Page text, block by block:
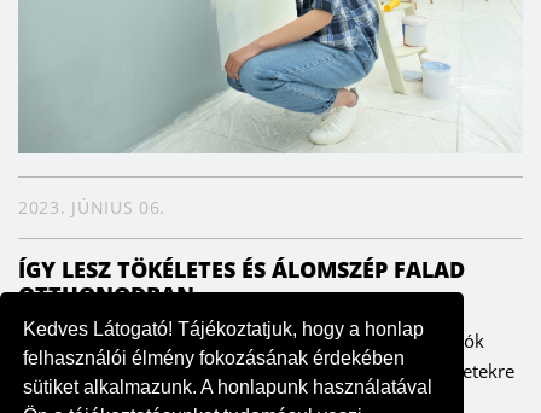
Kedves Látogató! Tájékoztatjuk, hogy a honlap
felhasználói élmény fokozásának érdekében
sütiket alkalmazunk. A honlapunk használatával
2023. JÚNIUS 06.
ÍGY LESZ TÖKÉLETES ÉS ÁLOMSZÉP FALAD
OTTHONODBAN
A falak meghatározzák az enteriőrt, ezáltal pedig a lakók
hangulatát is. Fontos ezért, hogy odafigyeljünk a részletekre
– szerencsére költség- és időhatékonyan is ki lehet...